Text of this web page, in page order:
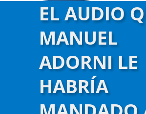
EL AUDIO
MANUEL
ADORNI LE
HABRÍA